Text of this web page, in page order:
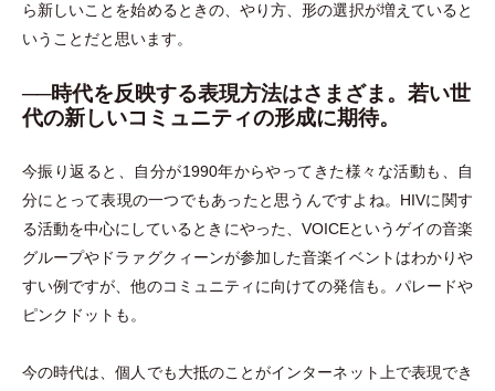
ら新しいことを始めるときの、やり方、形の選択が増えていると
いうことだと思います。
──時代を反映する表現方法はさまざま。若い世
代の新しいコミュニティの形成に期待。
今振り返ると、自分が1990年からやってきた様々な活動も、自
分にとって表現の一つでもあったと思うんですよね。HIVに関す
る活動を中心にしているときにやった、VOICEというゲイの音楽
グループやドラァグクィーンが参加した音楽イベントはわかりや
すい例ですが、他のコミュニティに向けての発信も。パレードや
ピンクドットも。
今の時代は、個人でも大抵のことがインターネット上で表現でき